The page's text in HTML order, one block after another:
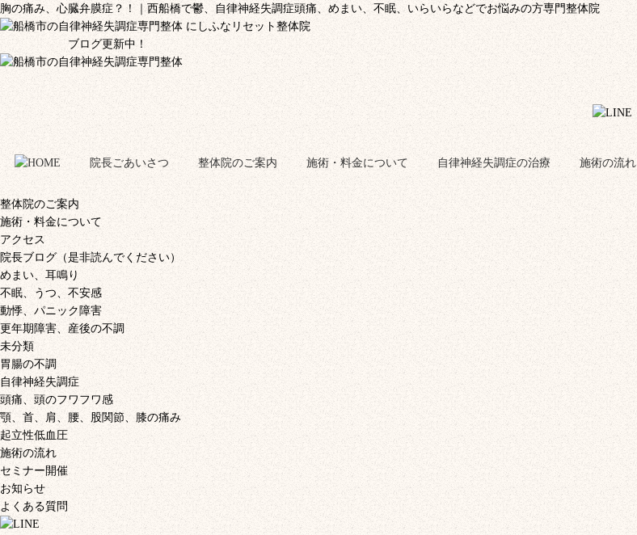
胸の痛み、心臓弁膜症？！｜西船橋で鬱、自律神経失調症頭痛、めまい、不眠、いらいらなどでお悩みの方専門整体院
ブログ更新中！
院長ごあいさつ 整体院のご案内 施術・料金について 自律神経失調症の治療 施術の流れ
整体院のご案内
施術・料金について
アクセス
院長ブログ（是非読んでください）
めまい、耳鳴り
不眠、うつ、不安感
動悸、パニック障害
更年期障害、産後の不調
未分類
胃腸の不調
自律神経失調症
頭痛、頭のフワフワ感
顎、首、肩、腰、股関節、膝の痛み
起立性低血圧
施術の流れ
セミナー開催
お知らせ
よくある質問